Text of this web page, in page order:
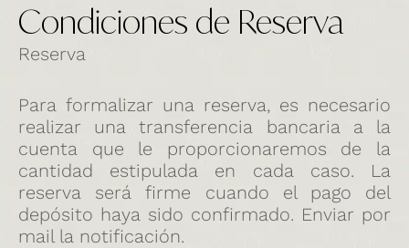
Condiciones de Reserva
Reserva
Para formalizar una reserva, es necesario
realizar una transferencia bancaria a la
cuenta que le proporcionaremos de la
cantidad estipulada en cada caso. La
reserva será firme cuando el pago del
depósito haya sido confirmado. Enviar por
mail la notificación.